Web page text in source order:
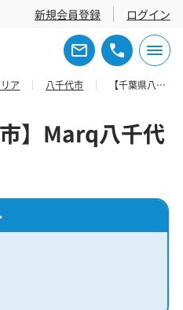
新規会員登録 ログイン
ア 八千代市 【千葉県八千代市】Marq八千代6
】Marq八千代